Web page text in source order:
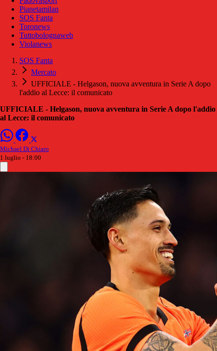
Pianetamilan
SOS Fanta
Toronews
Tuttobolognaweb
Violanews
SOS Fanta
Mercato
UFFICIALE - Helgason, nuova avventura in Serie A dopo
l'addio al Lecce: il comunicato
UFFICIALE - Helgason, nuova avventura in Serie A dopo l'addio
al Lecce: il comunicato
Michael Di Chiaro
1 luglio - 18:00